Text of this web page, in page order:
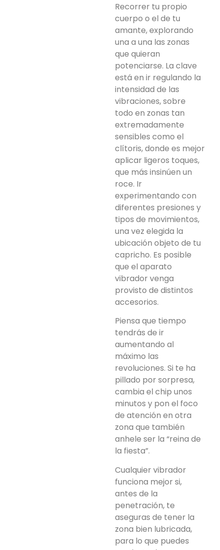
Recorrer tu propio
cuerpo o el de tu
amante, explorando
una a una las zonas
que quieran
potenciarse. La clave
está en ir regulando la
intensidad de las
vibraciones, sobre
todo en zonas tan
extremadamente
sensibles como el
clítoris, donde es mejor
aplicar ligeros toques,
que más insinúen un
roce. Ir
experimentando con
diferentes presiones y
tipos de movimientos,
una vez elegida la
ubicación objeto de tu
capricho. Es posible
que el aparato
vibrador venga
provisto de distintos
accesorios.
Piensa que tiempo
tendrás de ir
aumentando al
máximo las
revoluciones. Si te ha
pillado por sorpresa,
cambia el chip unos
minutos y pon el foco
de atención en otra
zona que también
anhele ser la “reina de
la fiesta”.
Cualquier vibrador
funciona mejor si,
antes de la
penetración, te
aseguras de tener la
zona bien lubricada,
para lo que puedes